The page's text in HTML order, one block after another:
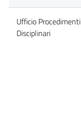
Ufficio Procedimenti
Disciplinari